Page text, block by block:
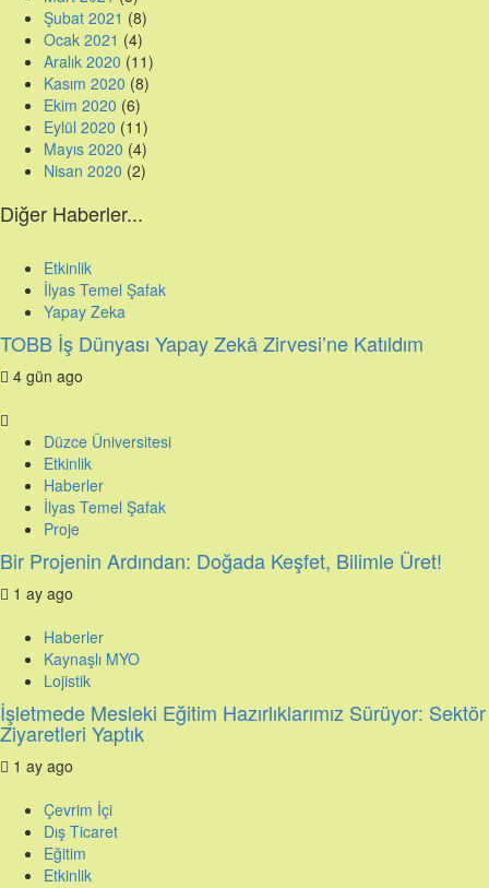
Şubat 2021 (8)
Ocak 2021 (4)
Aralık 2020 (11)
Kasım 2020 (8)
Ekim 2020 (6)
Eylül 2020 (11)
Mayıs 2020 (4)
Nisan 2020 (2)
Diğer Haberler...
Etkinlik
İlyas Temel Şafak
Yapay Zeka
TOBB İş Dünyası Yapay Zekâ Zirvesi’ne Katıldım
4 gün ago
Düzce Üniversitesi
Etkinlik
Haberler
İlyas Temel Şafak
Proje
Bir Projenin Ardından: Doğada Keşfet, Bilimle Üret!
1 ay ago
Haberler
Kaynaşlı MYO
Lojistik
İşletmede Mesleki Eğitim Hazırlıklarımız Sürüyor: Sektör
Ziyaretleri Yaptık
1 ay ago
Çevrim İçi
Dış Ticaret
Eğitim
Etkinlik